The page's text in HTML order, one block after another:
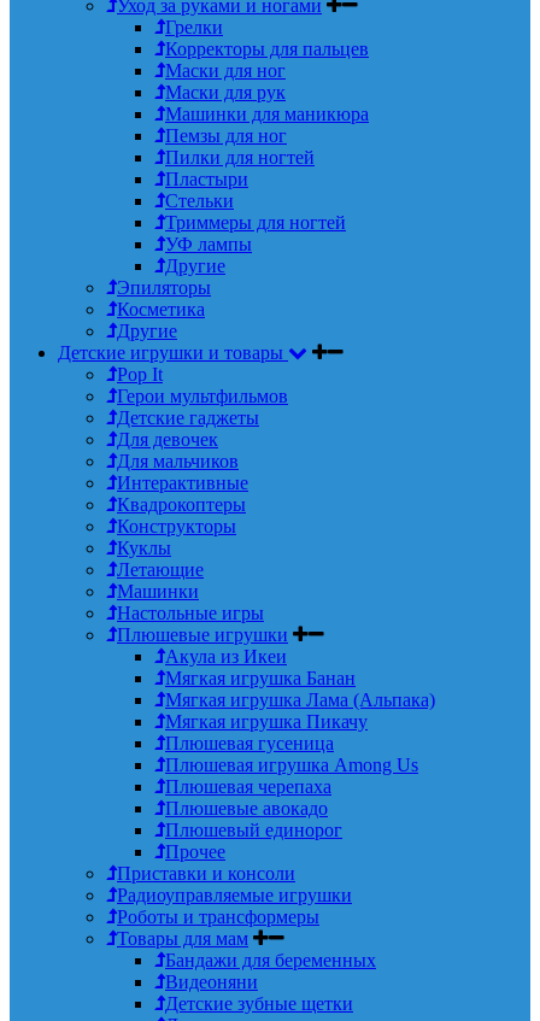
Уход за руками и ногами
Грелки
Корректоры для пальцев
Маски для ног
Маски для рук
Машинки для маникюра
Пемзы для ног
Пилки для ногтей
Пластыри
Стельки
Триммеры для ногтей
УФ лампы
Другие
Эпиляторы
Косметика
Другие
Детские игрушки и товары
Pop It
Герои мультфильмов
Детские гаджеты
Для девочек
Для мальчиков
Интерактивные
Квадрокоптеры
Конструкторы
Куклы
Летающие
Машинки
Настольные игры
Плюшевые игрушки
Акула из Икеи
Мягкая игрушка Банан
Мягкая игрушка Лама (Альпака)
Мягкая игрушка Пикачу
Плюшевая гусеница
Плюшевая игрушка Among Us
Плюшевая черепаха
Плюшевые авокадо
Плюшевый единорог
Прочее
Приставки и консоли
Радиоуправляемые игрушки
Роботы и трансформеры
Товары для мам
Бандажи для беременных
Видеоняни
Детские зубные щетки